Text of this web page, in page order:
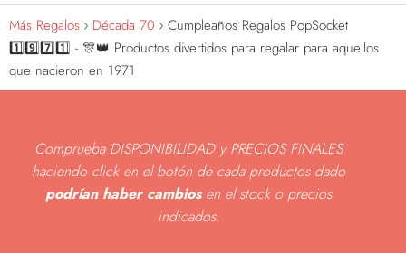
Más Regalos Década 70
Cumpleaños Regalos PopSocket
1️⃣9️⃣7️⃣1️⃣ - 🎊👑 Productos divertidos para regalar para aquellos
que nacieron en 1971
Comprueba DISPONIBILIDAD y PRECIOS FINALES
haciendo click en el botón de cada productos dado
podrían haber cambiosen el stock o precios
indicados.